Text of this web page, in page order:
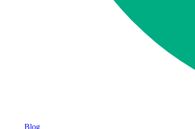
Blog